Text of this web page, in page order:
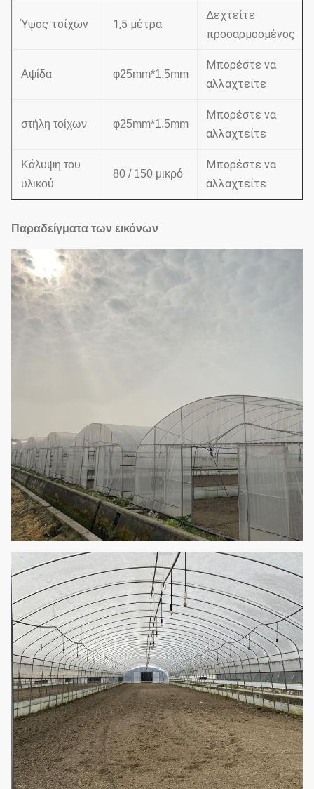
Ύψος τοίχων 1,5 μέτρα
Δεχτείτε
προσαρμοσμένος
Αψίδα φ25mm*1.5mm
Μπορέστε να
αλλαχτείτε
στήλη τοίχων φ25mm*1.5mm
Μπορέστε να
αλλαχτείτε
Κάλυψη του
υλικού
80 / 150 μικρό
Μπορέστε να
αλλαχτείτε
Παραδείγματα των εικόνων